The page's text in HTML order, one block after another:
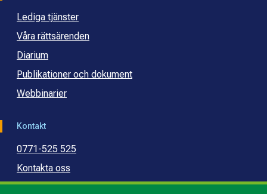
Lediga tjänster
Våra rättsärenden
Diarium
Publikationer och dokument
Webbinarier
Kontakt
0771-525 525
Kontakta oss
Press